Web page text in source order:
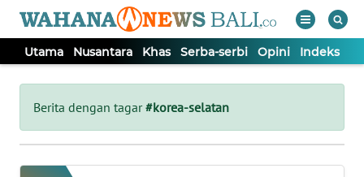
Utama Nusantara Khas Serba-serbi Opini Indeks
Berita dengan tagar#korea-selatan
Tutup
UTAMA